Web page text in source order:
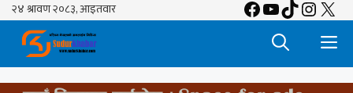
Skip
content
Facebook
YouTube
TikTok
X